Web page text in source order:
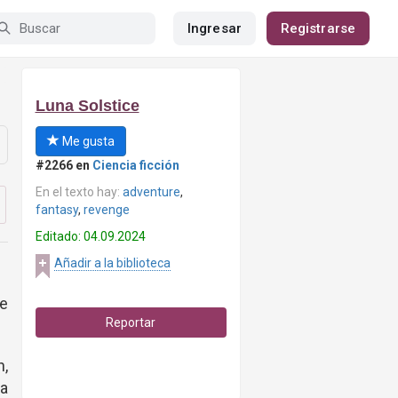
Ingresar Registrarse
Luna Solstice
Me gusta
#2266 en Ciencia ficción
En el texto hay: adventure,
fantasy, revenge
Editado: 04.09.2024
Añadir a la biblioteca
Reportar